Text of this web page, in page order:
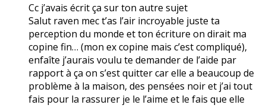
Cc j’avais écrit ça sur ton autre sujet
Salut raven mec t’as l’air incroyable juste ta
perception du monde et ton écriture on dirait ma
copine fin… (mon ex copine mais c’est compliqué),
enfaîte j’aurais voulu te demander de l’aide par
rapport à ça on s’est quitter car elle a beaucoup de
problème à la maison, des pensées noir et j’ai tout
fais pour la rassurer je le l’aime et le fais que elle